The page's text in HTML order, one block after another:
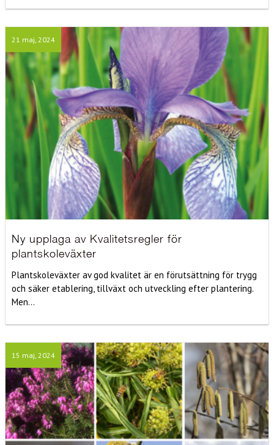
21 maj, 2024
Ny upplaga av Kvalitetsregler för
plantskoleväxter
Plantskoleväxter av god kvalitet är en förutsättning för trygg
och säker etablering, tillväxt och utveckling efter plantering.
Men...
15 maj, 2024